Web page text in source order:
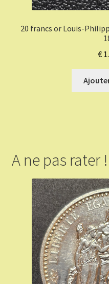
20 francs or Louis-
€
A ne pas rater !